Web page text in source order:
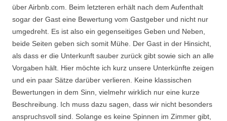
über Airbnb.com. Beim letzteren erhält nach dem Aufenthalt
sogar der Gast eine Bewertung vom Gastgeber und nicht nur
umgedreht. Es ist also ein gegenseitiges Geben und Neben,
beide Seiten geben sich somit Mühe. Der Gast in der Hinsicht,
als dass er die Unterkunft sauber zurück gibt sowie sich an alle
Vorgaben hält. Hier möchte ich kurz unsere Unterkünfte zeigen
und ein paar Sätze darüber verlieren. Keine klassischen
Bewertungen in dem Sinn, vielmehr wirklich nur eine kurze
Beschreibung. Ich muss dazu sagen, dass wir nicht besonders
anspruchsvoll sind. Solange es keine Spinnen im Zimmer gibt,